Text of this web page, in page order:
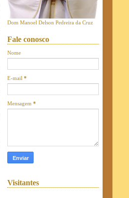
Dom Manoel Delson Pedreira da Cruz
Fale conosco
Nome
E-mail *
Mensagem *
Visitantes